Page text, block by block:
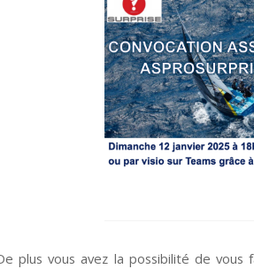
plus vous avez la possibilité de